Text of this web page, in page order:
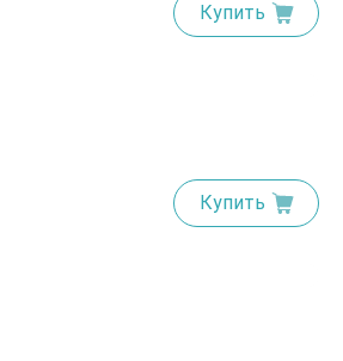
Купить
Купить